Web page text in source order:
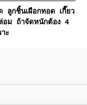
ลูกชิ้นเผือกทอด เกี๊ยว
อม ถ้าจัดหนักต้อง 4
ะ